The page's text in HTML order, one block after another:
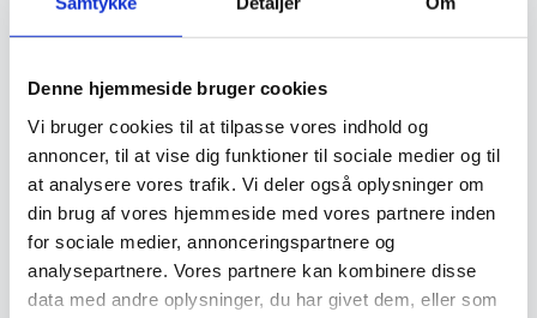
Denne hjemmeside bruger cookies
Vi bruger cookies til at tilpasse vores indhold og
annoncer, til at vise dig funktioner til sociale medier og til
at analysere vores trafik. Vi deler også oplysninger om
din brug af vores hjemmeside med vores partnere inden
for sociale medier, annonceringspartnere og
analysepartnere. Vores partnere kan kombinere disse
data med andre oplysninger, du har givet dem, eller som
Valg af sikkerhedssko
Skadedyrsbekæmpelse
Advarselsskilte
Brandskilte
Cykeloprydning
Forbudsskilte
Henvisningsskilte
Hunde
Klistermærke / Markat
Piktogrammer
Påbudsskilte
Standere, galger og beslag